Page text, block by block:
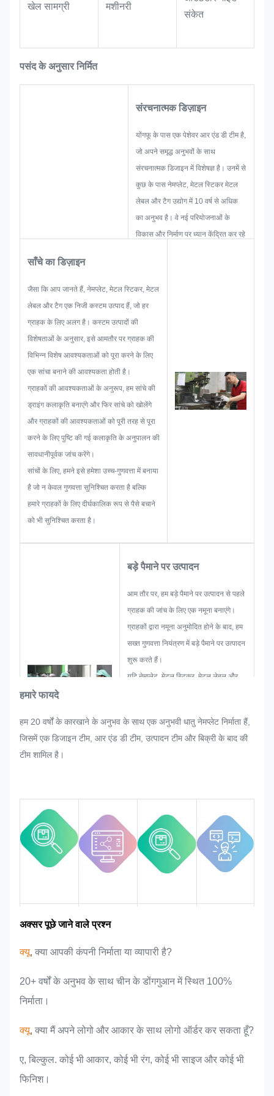
उपयुक्त। तेल-प्रतिरोधी और पहनने-प्रतिरोधी गुणों
सुपाठ्य रहते हैं।
खेल सामग्री मशीनरी
संकेत
पसंद के अनुसार निर्मित
संरचनात्मक डिज़ाइन
योंगफू के पास एक पेशेवर आर एंड डी टीम है,
जो अपने समृद्ध अनुभवों के साथ
संरचनात्मक डिजाइन में विशेषज्ञ है। उनमें से
कुछ के पास नेमप्लेट, मेटल स्टिकर मेटल
लेबल और टैग उद्योग में 10 वर्ष से अधिक
का अनुभव है। वे नई परियोजनाओं के
विकास और निर्माण पर ध्यान केंद्रित कर रहे
और फिर यह सुनिश्चित करने के लिए एक
स्केच तैयार करेंगे कि यह ग्राहक को संतुष्ट
करने के लिए पर्याप्त है।
जब नेमप्लेट, मेटल स्टिकर, मेटल लेबल या
टैग विकसित करना शुरू करते हैं, तो हम
संभावनाओं पर विचार करेंगे, जैसे आकार
सीमा, प्रक्रिया तकनीक, सतह उपचार,
गुणवत्ता नियंत्रण इत्यादि। इसलिए, हमारी
टीम के पास आपके लिए शानदार समाधान
साँचे का डिज़ाइन
जैसा कि आप जानते हैं, नेमप्लेट, मेटल स्टिकर, मेटल
लेबल और टैग एक निजी कस्टम उत्पाद हैं, जो हर
ग्राहक के लिए अलग है। कस्टम उत्पादों की
विशेषताओं के अनुसार, इसे आमतौर पर ग्राहक की
विभिन्न विशेष आवश्यकताओं को पूरा करने के लिए
एक सांचा बनाने की आवश्यकता होती है।
ग्राहकों की आवश्यकताओं के अनुरूप, हम सांचे की
ड्राइंग कलाकृति बनाएंगे और फिर सांचे को खोलेंगे
और ग्राहकों की आवश्यकताओं को पूरी तरह से पूरा
करने के लिए पुष्टि की गई कलाकृति के अनुपालन की
सावधानीपूर्वक जांच करेंगे।
सांचों के लिए, हमने इसे हमेशा उच्च-गुणवत्ता में बनाया
है जो न केवल गुणवत्ता सुनिश्चित करता है बल्कि
हमारे ग्राहकों के लिए दीर्घकालिक रूप से पैसे बचाने
को भी सुनिश्चित करता है।
बड़े पैमाने पर उत्पादन
आम तौर पर, हम बड़े पैमाने पर उत्पादन से पहले
ग्राहक की जांच के लिए एक नमूना बनाएंगे।
ग्राहकों द्वारा नमूना अनुमोदित होने के बाद, हम
सख्त गुणवत्ता नियंत्रण में बड़े पैमाने पर उत्पादन
शुरू करते हैं।
यदि नेमप्लेट, मेटल स्टिकर, मेटल लेबल और
जाता है, तो हम उसे संतुष्ट करने की पूरी
कोशिश करेंगे यदि उसे संशोधित किया जा
हमारे फायदे
हम 20 वर्षों के कारखाने के अनुभव के साथ एक अनुभवी धातु नेमप्लेट निर्माता हैं,
जिसमें एक डिजाइन टीम, आर एंड डी टीम, उत्पादन टीम और बिक्री के बाद की
टीम शामिल है।
उद्योग के अनुभव बाज़ार क्षेत्र
अक्सर पूछे जाने वाले प्रश्न
क्यू, क्या आपकी कंपनी निर्माता या व्यापारी है?
20+ वर्षों के अनुभव के साथ चीन के डोंगगुआन में स्थित 100%
निर्माता।
क्यू, क्या मैं अपने लोगो और आकार के साथ लोगो ऑर्डर कर सकता हूँ?
ए, बिल्कुल. कोई भी आकार, कोई भी रंग, कोई भी साइज और कोई भी
फिनिश।